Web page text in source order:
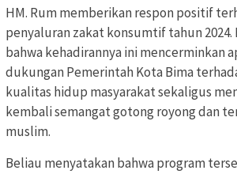
HM. Rum memberikan respon positif
penyaluran zakat konsumtif tahun 2024.
bahwa kehadirannya ini mencerminkan
dukungan Pemerintah Kota Bima
kualitas hidup masyarakat sekaligus
kembali semangat gotong royong dan
muslim.
Beliau menyatakan bahwa program